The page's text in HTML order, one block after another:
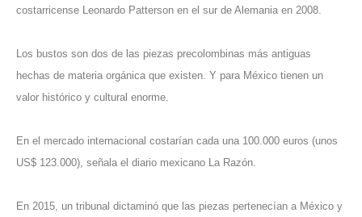
costarricense Leonardo Patterson en el sur de Alemania en 2008.
Los bustos son dos de las piezas precolombinas más antiguas
hechas de materia orgánica que existen. Y para México tienen un
valor histórico y cultural enorme.
En el mercado internacional costarían cada una 100.000 euros (unos
US$ 123.000), señala el diario mexicano La Razón.
En 2015, un tribunal dictaminó que las piezas pertenecían a México y